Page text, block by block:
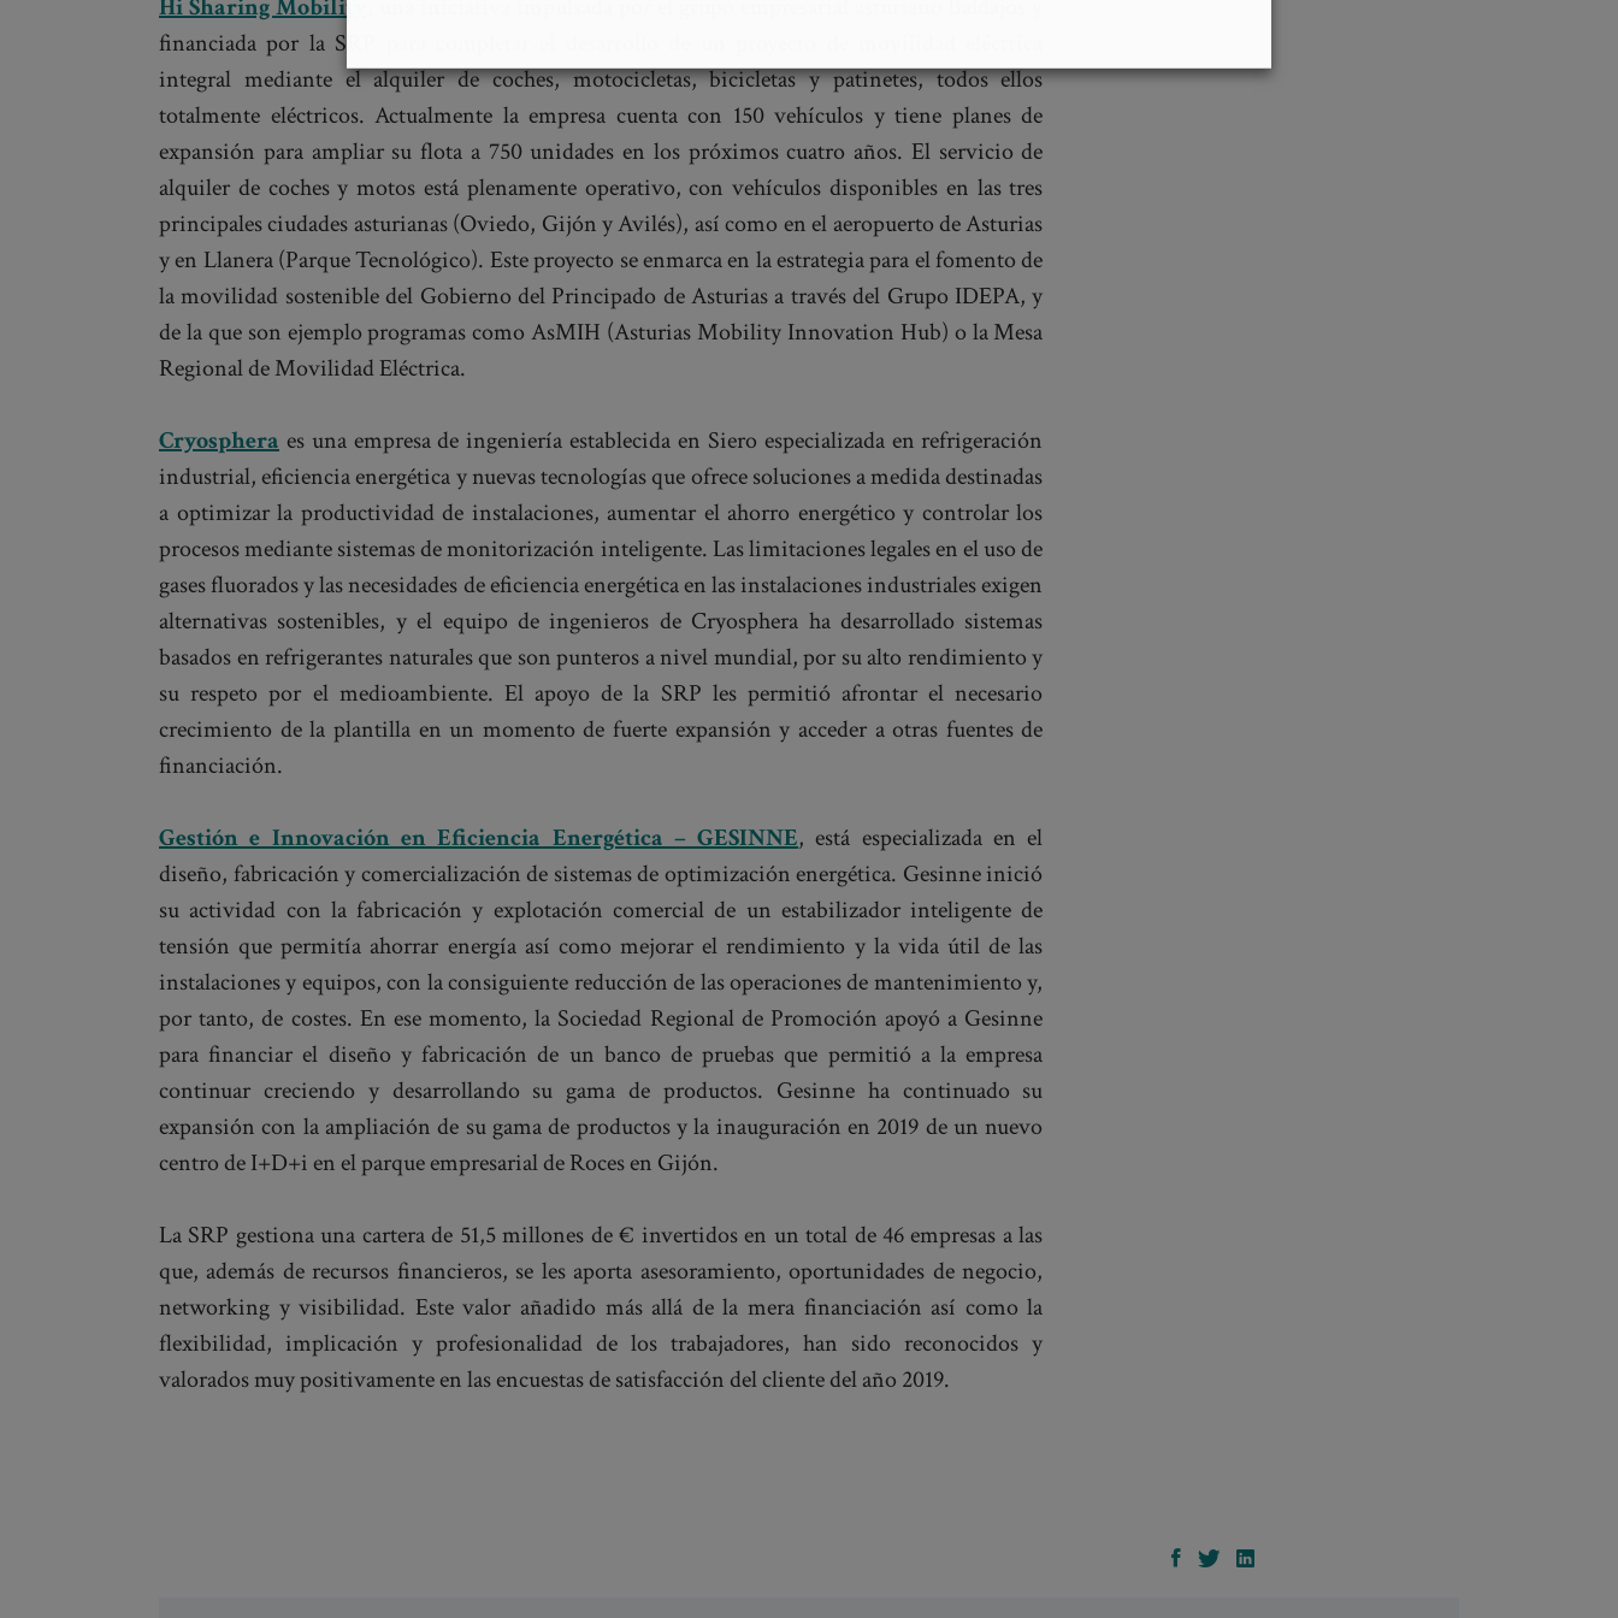
Hi Sharing Mobility
financiada por la SRP para completar el desarrollo de un proyecto de movilidad eléctrica
integral mediante el alquiler de coches, motocicletas, bicicletas y patinetes, todos ellos
totalmente eléctricos. Actualmente la empresa cuenta con 150 vehículos y tiene planes de
expansión para ampliar su flota a 750 unidades en los próximos cuatro años. El servicio de
alquiler de coches y motos está plenamente operativo, con vehículos disponibles en las tres
principales ciudades asturianas (Oviedo, Gijón y Avilés), así como en el aeropuerto de Asturias
y en Llanera (Parque Tecnológico). Este proyecto se enmarca en la estrategia para el fomento de
la movilidad sostenible del Gobierno del Principado de Asturias a través del Grupo IDEPA, y
de la que son ejemplo programas como AsMIH (Asturias Mobility Innovation Hub) o la Mesa
Regional de Movilidad Eléctrica.
Cryosphera es una empresa de ingeniería establecida en Siero especializada en refrigeración
industrial, eficiencia energética y nuevas tecnologías que ofrece soluciones a medida destinadas
a optimizar la productividad de instalaciones, aumentar el ahorro energético y controlar los
procesos mediante sistemas de monitorización inteligente. Las limitaciones legales en el uso de
gases fluorados y las necesidades de eficiencia energética en las instalaciones industriales exigen
alternativas sostenibles, y el equipo de ingenieros de Cryosphera ha desarrollado sistemas
basados en refrigerantes naturales que son punteros a nivel mundial, por su alto rendimiento y
su respeto por el medioambiente. El apoyo de la SRP les permitió afrontar el necesario
crecimiento de la plantilla en un momento de fuerte expansión y acceder a otras fuentes de
financiación.
Gestión e Innovación en Eficiencia Energética – GESINNE, está especializada en el
diseño, fabricación y comercialización de sistemas de optimización energética. Gesinne inició
su actividad con la fabricación y explotación comercial de un estabilizador inteligente de
tensión que permitía ahorrar energía así como mejorar el rendimiento y la vida útil de las
instalaciones y equipos, con la consiguiente reducción de las operaciones de mantenimiento y,
por tanto, de costes. En ese momento, la Sociedad Regional de Promoción apoyó a Gesinne
para financiar el diseño y fabricación de un banco de pruebas que permitió a la empresa
continuar creciendo y desarrollando su gama de productos. Gesinne ha continuado su
expansión con la ampliación de su gama de productos y la inauguración en 2019 de un nuevo
centro de I+D+i en el parque empresarial de Roces en Gijón.
La SRP gestiona una cartera de 51,5 millones de € invertidos en un total de 46 empresas a las
que, además de recursos financieros, se les aporta asesoramiento, oportunidades de negocio,
networking y visibilidad. Este valor añadido más allá de la mera financiación así como la
flexibilidad, implicación y profesionalidad de los trabajadores, han sido reconocidos y
valorados muy positivamente en las encuestas de satisfacción del cliente del año 2019.